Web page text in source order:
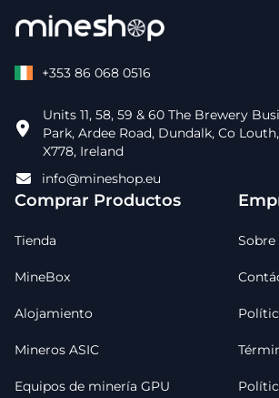
+353 86 068 0516
Units 11, 58, 59 & 60 The Brewery
Park, Ardee Road, Dundalk, Co Louth,
X778, Ireland
info@mineshop.eu
Comprar Productos
Tienda
MineBox
Alojamiento
Mineros ASIC
Equipos de minería GPU